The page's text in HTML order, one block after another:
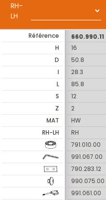
RH-
LH
Référence
H
D
I
L
S
Z
MAT
RH-LH
660.990.11
16
50.8
28.3
85.8
12
2
HW
RH
791.010.00
991.067.00
790.283.12
990.075.00
991.061.00